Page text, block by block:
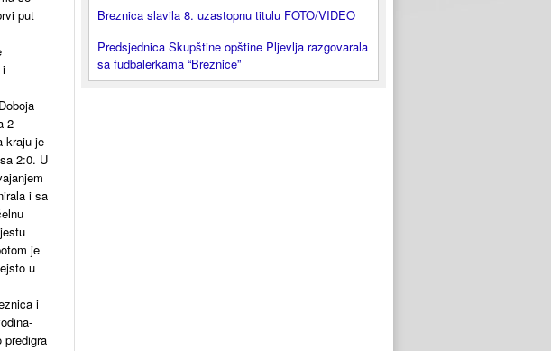
put
i
2
kraju je
2:0. U
i sa
je
u
i
Breznica slavila 8. uzastopnu titulu FOTO/VIDEO
Predsjednica Skupštine opštine Pljevlja razgovarala
sa fudbalerkama “Breznice”